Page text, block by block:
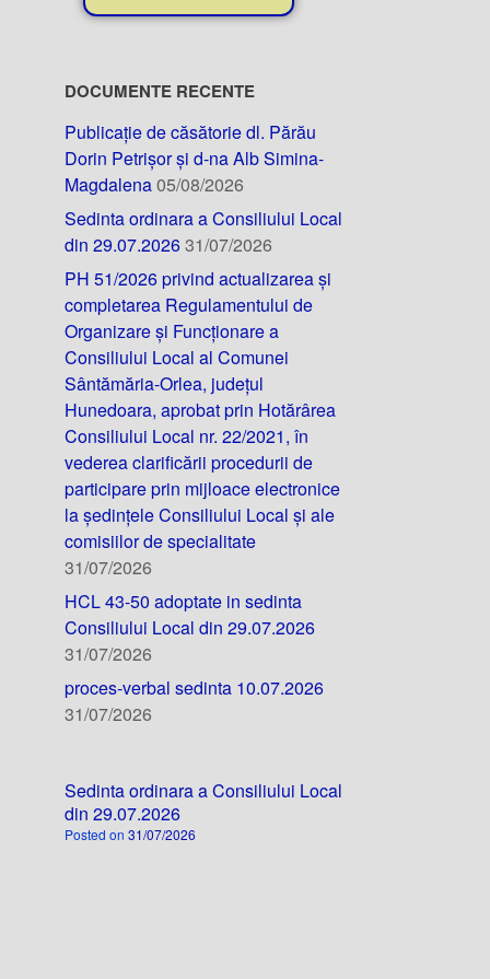
DOCUMENTE RECENTE
Publicație de căsătorie dl. Părău
Dorin Petrișor și d-na Alb Simina-
Magdalena05/08/2026
Sedinta ordinara a Consiliului Local
din 29.07.202631/07/2026
PH 51/2026 privind actualizarea și
completarea Regulamentului de
Organizare și Funcționare a
Consiliului Local al Comunei
Sântămăria-Orlea, județul
Hunedoara, aprobat prin Hotărârea
Consiliului Local nr. 22/2021, în
vederea clarificării procedurii de
participare prin mijloace electronice
la ședințele Consiliului Local și ale
comisiilor de specialitate
31/07/2026
HCL 43-50 adoptate in sedinta
Consiliului Local din 29.07.2026
31/07/2026
proces-verbal sedinta 10.07.2026
31/07/2026
Sedinta ordinara a Consiliului Local
din 29.07.2026
Posted on31/07/2026